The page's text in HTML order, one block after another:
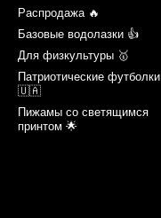
Распродажа 🔥
Базовые водолазки 👍
Для физкультуры 🥇
Патриотические футболки
🇺🇦
Пижамы со светящимся
принтом 🌟